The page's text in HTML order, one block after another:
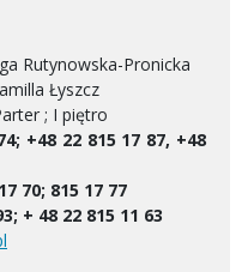
Rutynowska-Pronicka
Łyszcz
; I piętro
+48 22 815 17 87, +48
70; 815 17 77
+ 48 22 815 11 63